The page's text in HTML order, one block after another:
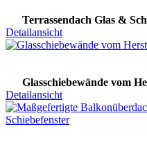
Terrassendach Glas &
Detailansicht
Glasschiebewände vom
Detailansicht